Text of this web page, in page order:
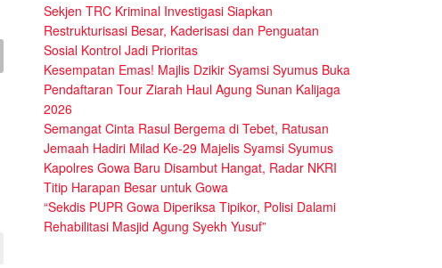
Sekjen TRC Kriminal Investigasi Siapkan
Restrukturisasi Besar, Kaderisasi dan Penguatan
Sosial Kontrol Jadi Prioritas
Kesempatan Emas! Majlis Dzikir Syamsi Syumus Buka
Pendaftaran Tour Ziarah Haul Agung Sunan Kalijaga
2026
Semangat Cinta Rasul Bergema di Tebet, Ratusan
Jemaah Hadiri Milad Ke-29 Majelis Syamsi Syumus
Kapolres Gowa Baru Disambut Hangat, Radar NKRI
Titip Harapan Besar untuk Gowa
“Sekdis PUPR Gowa Diperiksa Tipikor, Polisi Dalami
Rehabilitasi Masjid Agung Syekh Yusuf”